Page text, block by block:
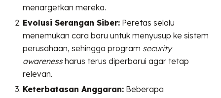
menargetkan mereka.
Evolusi Serangan Siber: Peretas selalu
menemukan cara baru untuk menyusup ke sistem
perusahaan, sehingga program security
awarenessharus terus diperbarui agar tetap
relevan.
Keterbatasan Anggaran: Beberapa